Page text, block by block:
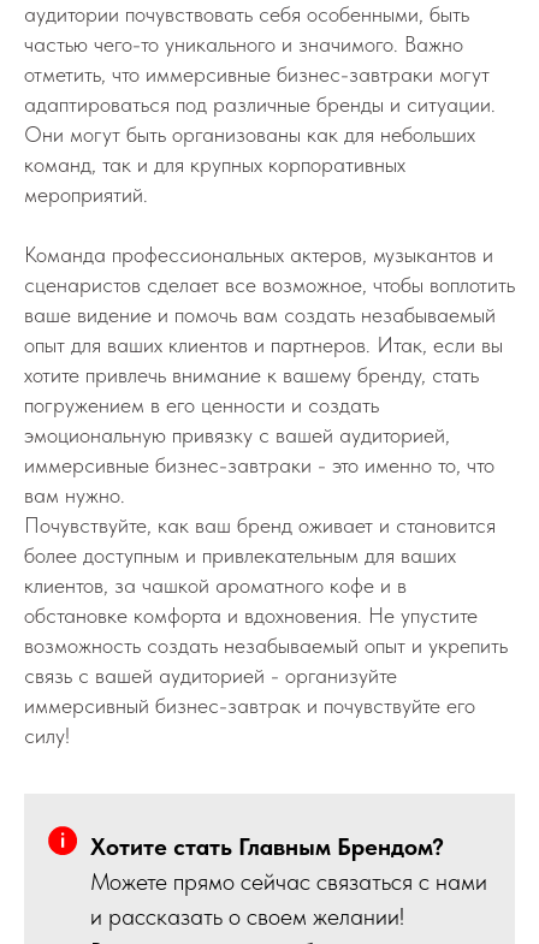
аудитории почувствовать себя особенными, быть
частью чего-то уникального и значимого. Важно
отметить, что иммерсивные бизнес-завтраки могут
адаптироваться под различные бренды и ситуации.
Они могут быть организованы как для небольших
команд, так и для крупных корпоративных
мероприятий.
Команда профессиональных актеров, музыкантов и
сценаристов сделает все возможное, чтобы воплотить
ваше видение и помочь вам создать незабываемый
опыт для ваших клиентов и партнеров. Итак, если вы
хотите привлечь внимание к вашему бренду, стать
погружением в его ценности и создать
эмоциональную привязку с вашей аудиторией,
иммерсивные бизнес-завтраки - это именно то, что
вам нужно.
Почувствуйте, как ваш бренд оживает и становится
более доступным и привлекательным для ваших
клиентов, за чашкой ароматного кофе и в
обстановке комфорта и вдохновения. Не упустите
возможность создать незабываемый опыт и укрепить
связь с вашей аудиторией - организуйте
иммерсивный бизнес-завтрак и почувствуйте его
силу!
Хотите стать Главным Брендом?
Можете прямо сейчас связаться с нами
и рассказать о своем желании!